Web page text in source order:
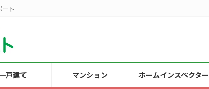
ート
戸建て マンション ホームインスペクター